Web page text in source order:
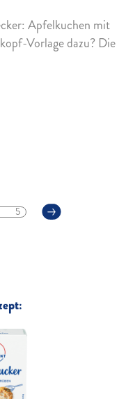
Apfelkuchen mit
Vorlage dazu? Die
5